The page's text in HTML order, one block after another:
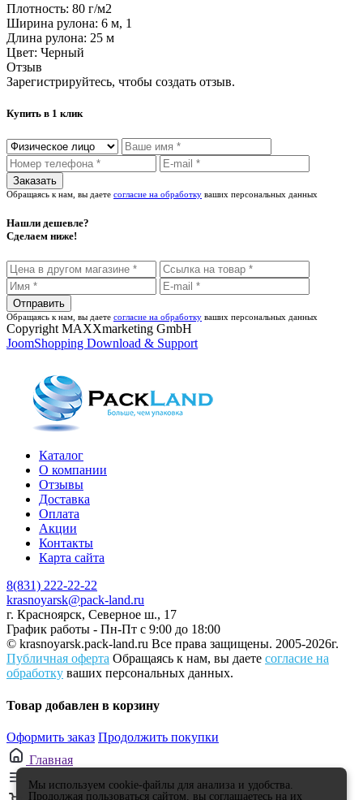
Плотность: 80 г/м2
Ширина рулона: 6 м, 1
Длина рулона: 25 м
Цвет: Черный
Отзыв
Зарегистрируйтесь, чтобы создать отзыв.
Купить в 1 клик
Обращаясь к нам, вы даете согласие на обработку ваших персональных данных
Нашли дешевле?
Сделаем ниже!
Обращаясь к нам, вы даете согласие на обработку ваших персональных данных
Copyright MAXXmarketing GmbH
JoomShopping Download & Support
Каталог
О компании
Отзывы
Доставка
Оплата
Акции
Контакты
Карта сайта
8(831) 222-22-22
krasnoyarsk@pack-land.ru
г. Красноярск, Северное ш., 17
График работы - Пн-Пт с 9:00 до 18:00
© krasnoyarsk.pack-land.ru Все права защищены. 2005-2026г.
Публичная оферта Обращаясь к нам, вы даете согласие на
обработку ваших персональных данных.
Товар добавлен в корзину
Оформить заказ Продолжить покупки
Главная
Каталог
Мы используем cookie-файлы для анализа и удобства.
Продолжая пользоваться сайтом, вы соглашаетесь на их